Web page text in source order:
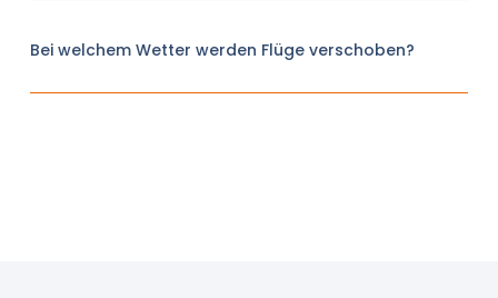
Bei welchem Wetter werden Flüge verschoben?